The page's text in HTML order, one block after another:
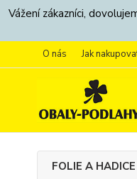
Vážení zákazníci,
O nás Jak
FOLIE A HADICE